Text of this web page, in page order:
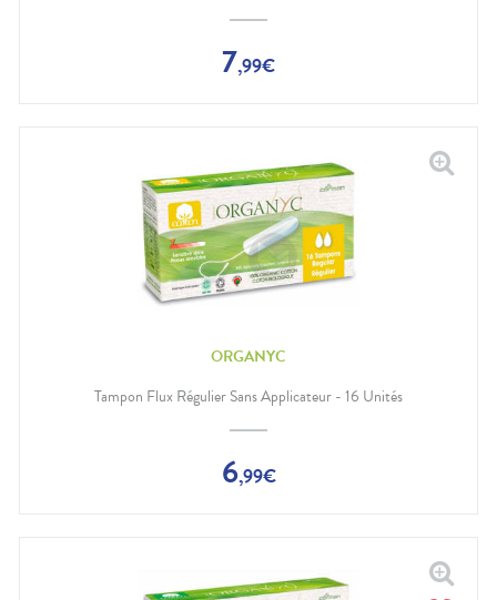
7,99€
ORGANYC
Tampon Flux Régulier Sans Applicateur - 16 Unités
6,99€